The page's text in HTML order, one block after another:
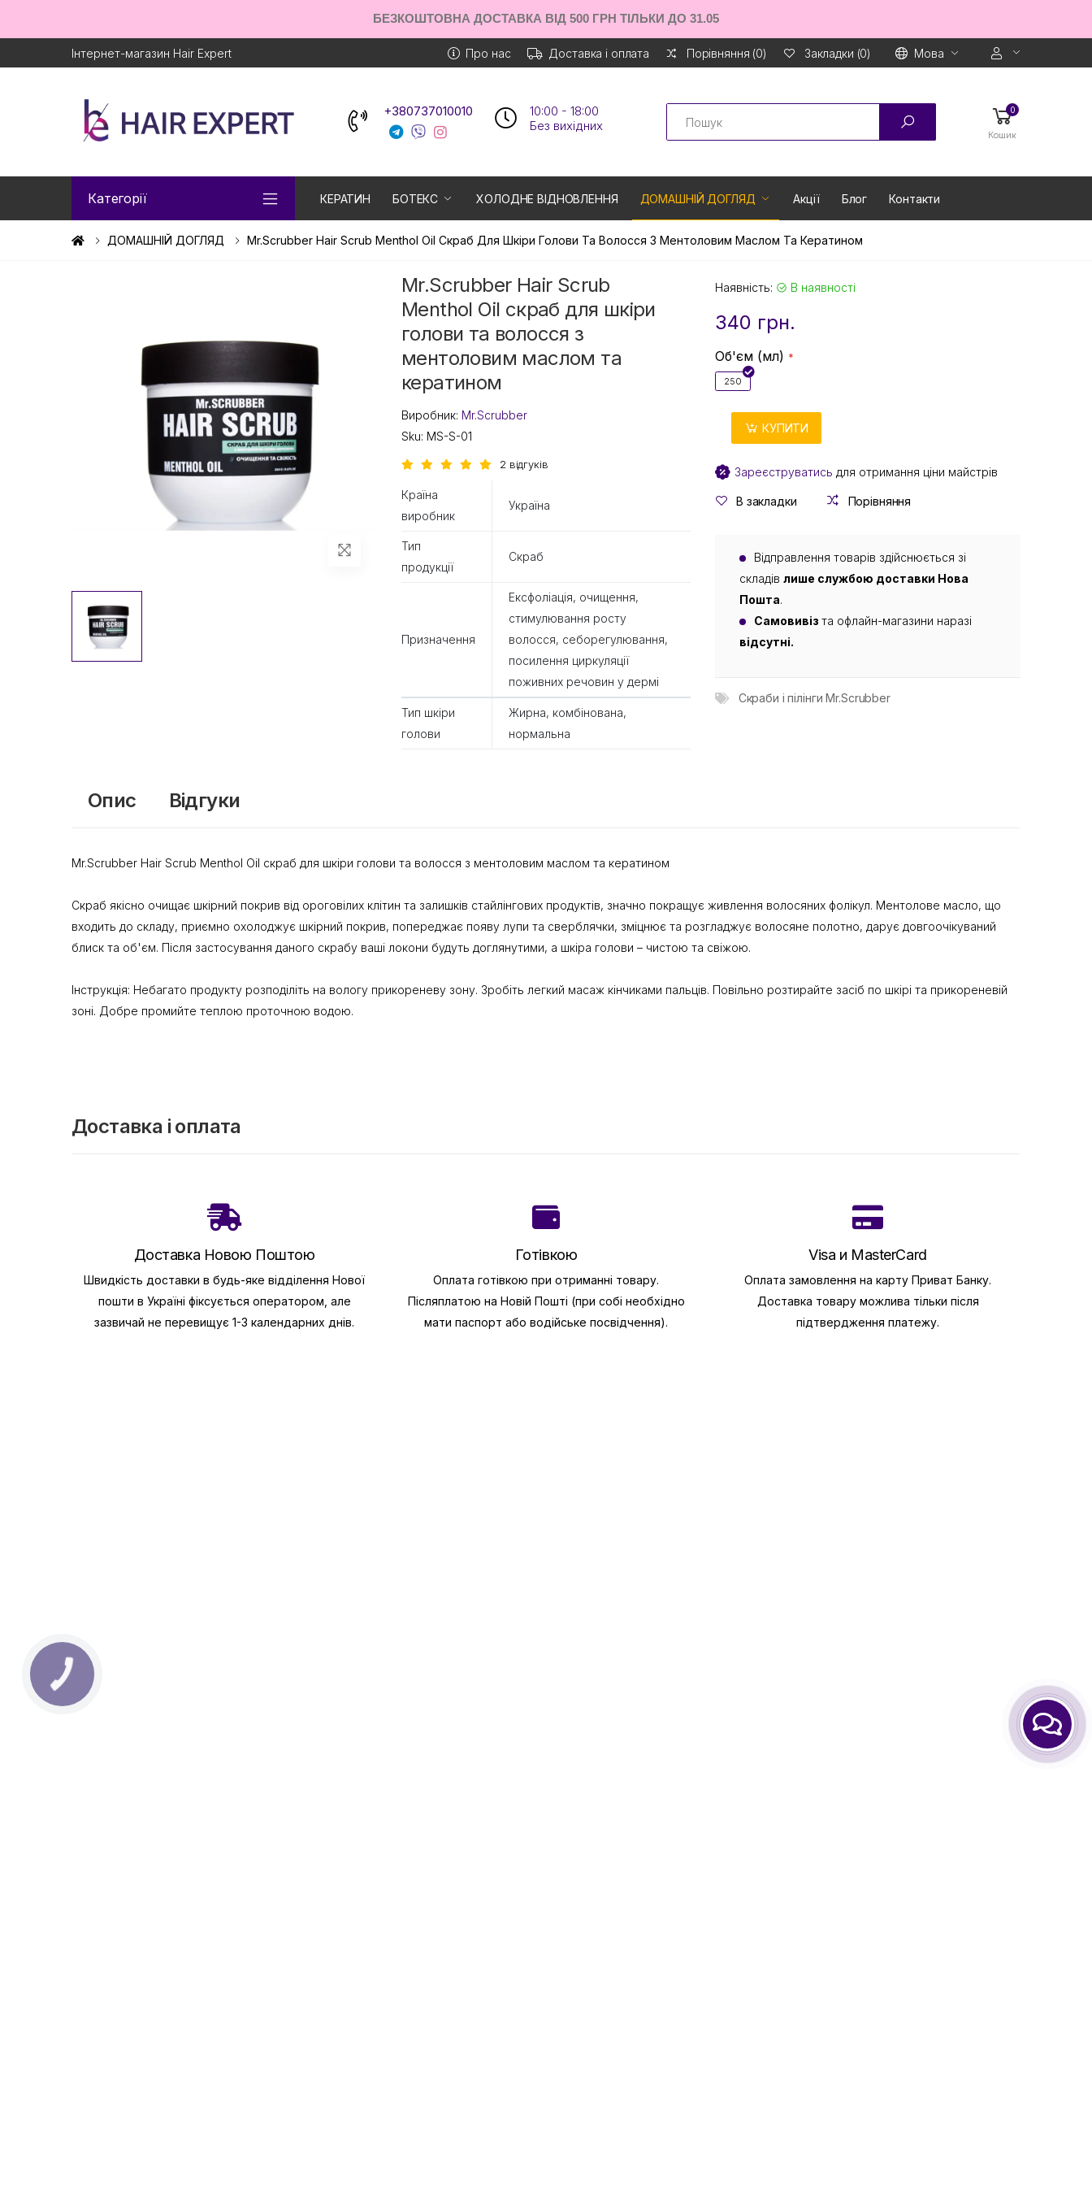
БЕЗКОШТОВНА ДОСТАВКА ВІД 500 ГРН ТІЛЬКИ ДО 31.05
Інтернет-магазин Hair Expert Про нас Доставка і оплата Порівняння (0) Закладки (0) Мова
+380737010010
10:00 - 18:00
Без вихiдних
Search 0
Кошик
Категорії КЕРАТИН БОТЕКС ХОЛОДНЕ ВІДНОВЛЕННЯ ДОМАШНІЙ ДОГЛЯД Акції Блог Контакти
ДОМАШНІЙ ДОГЛЯД Mr.Scrubber Hair Scrub Menthol Oil Скраб Для Шкіри Голови Та Волосся З Ментоловим Маслом Та Кератином
Mr.Scrubber Hair Scrub
Menthol Oil скраб для шкіри
голови та волосся з
ментоловим маслом та
кератином
Виробник: Mr.Scrubber
Sku: MS-S-01
2 відгуків
Країна
виробник
Україна
Тип
продукції
Скраб
Призначення
Ексфоліація, очищення,
стимулювання росту
волосся, себорегулювання,
посилення циркуляції
поживних речовин у дермі
Тип шкіри
голови
Жирна, комбінована,
нормальна
Наявність: В наявності
340 грн.
Об'єм (мл)
250
КУПИТИ
Зареєструватись для отримання ціни майстрів
В закладки Порівняння
Відправлення товарів здійснюється зі
складів лише службою доставки Нова
Пошта.
Самовивіз та офлайн-магазини наразі
відсутні.
Скраби і пілінги Mr.Scrubber
Опис Відгуки
Mr.Scrubber Hair Scrub Menthol Oil скраб для шкіри голови та волосся з ментоловим маслом та кератином
Скраб якісно очищає шкірний покрив від ороговілих клітин та залишків стайлінгових продуктів, значно покращує живлення волосяних фолікул. Ментолове масло, що
входить до складу, приємно охолоджує шкірний покрив, попереджає появу лупи та сверблячки, зміцнює та розгладжує волосяне полотно, дарує довгоочікуваний
блиск та об'єм. Після застосування даного скрабу ваші локони будуть доглянутими, а шкіра голови – чистою та свіжою.
Інструкція: Небагато продукту розподіліть на вологу прикореневу зону. Зробіть легкий масаж кінчиками пальців. Повільно розтирайте засіб по шкірі та прикореневій
зоні. Добре промийте теплою проточною водою.
Доставка і оплата
Доставка Новою Поштою
Швидкість доставки в будь-яке відділення Нової
пошти в Україні фіксується оператором, але
зазвичай не перевищує 1-3 календарних днів.
Готівкою
Оплата готівкою при отриманні товару.
Післяплатою на Новій Пошті (при собі необхідно
мати паспорт або водійське посвідчення).
Visa и MasterCard
Оплата замовлення на карту Приват Банку.
Доставка товару можлива тільки після
підтвердження платежу.
КНОПКА
ЗВ'ЯЗКУ